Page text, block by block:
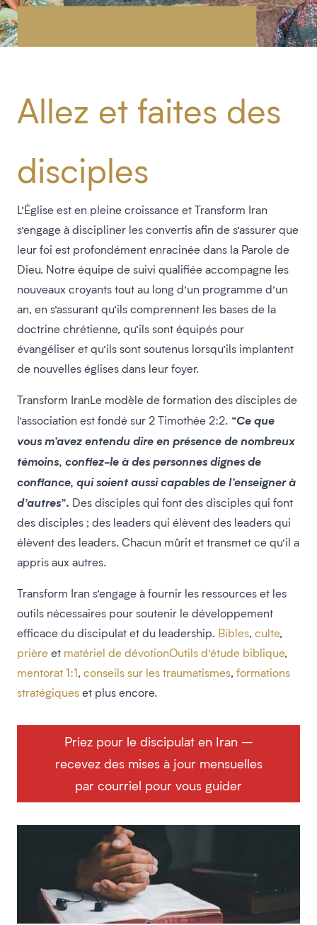
Allez et faites des
disciples
L’Église est en pleine croissance et Transform Iran
s’engage à discipliner les convertis afin de s’assurer que
leur foi est profondément enracinée dans la Parole de
Dieu. Notre équipe de suivi qualifiée accompagne les
nouveaux croyants tout au long d’un programme d’un
an, en s’assurant qu’ils comprennent les bases de la
doctrine chrétienne, qu’ils sont équipés pour
évangéliser et qu’ils sont soutenus lorsqu’ils implantent
de nouvelles églises dans leur foyer.
Transform IranLe modèle de formation des disciples de
l’association est fondé sur 2 Timothée 2:2. “Ce que
vous m’avez entendu dire en présence de nombreux
témoins, confiez-le à des personnes dignes de
confiance, qui soient aussi capables de l’enseigner à
d’autres”. Des disciples qui font des disciples qui font
des disciples ; des leaders qui élèvent des leaders qui
élèvent des leaders. Chacun mûrit et transmet ce qu’il a
appris aux autres.
Transform Iran s’engage à fournir les ressources et les
outils nécessaires pour soutenir le développement
efficace du discipulat et du leadership. Bibles, culte,
prièreet matériel de dévotionOutils d’étude biblique,
mentorat 1:1, conseils sur les traumatismes, formations
stratégiqueset plus encore.
Priez pour le discipulat en Iran –
recevez des mises à jour mensuelles
par courriel pour vous guider